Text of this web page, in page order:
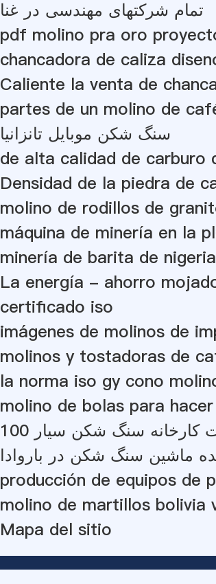
تمام شرکتهای مهندسی در غنا
pdf molino pra oro
chancadora de caliza
Caliente la venta de
partes de un molino de
سنگ شکن موبایل تانزانیا
de alta calidad de carburo
Densidad de la piedra de
molino de rodillos de
máquina de minería en la
minería de barita de nigeria
La energía - ahorro
certificado iso
imágenes de molinos de
molinos y tostadoras de
la norma iso gy cono
molino de bolas para
ماشین سنگ شکن در باروادا
producción de equipos de
molino de martillos bolivia
Mapa del sitio